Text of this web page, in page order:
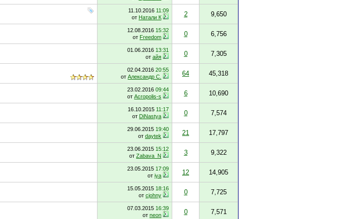
11.10.2016 11:09
от Натали К 2 9,650
12.08.2016 15:32
от Freedom 0 6,756
01.06.2016 13:31
от айя 0 7,305
02.04.2016 20:55
от Александр С. 64 45,318
23.02.2016 09:44
от Acropolis-s 6 10,690
16.10.2015 11:17
от DiNastya 0 7,574
29.06.2015 19:40
от daytek 21 17,797
23.06.2015 15:12
от Zabava_N 3 9,322
23.05.2015 17:09
от iya 12 14,905
15.05.2015 18:16
от cjohny 0 7,725
07.03.2015 16:39
от neon 0 7,571